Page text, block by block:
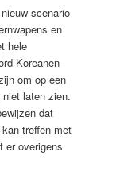
scenario
en
hele
Koreanen
om op een
laten zien.
dat
treffen met
er overigens